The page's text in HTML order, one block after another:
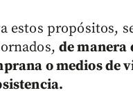
estos propósitos,
de manera
o medios de